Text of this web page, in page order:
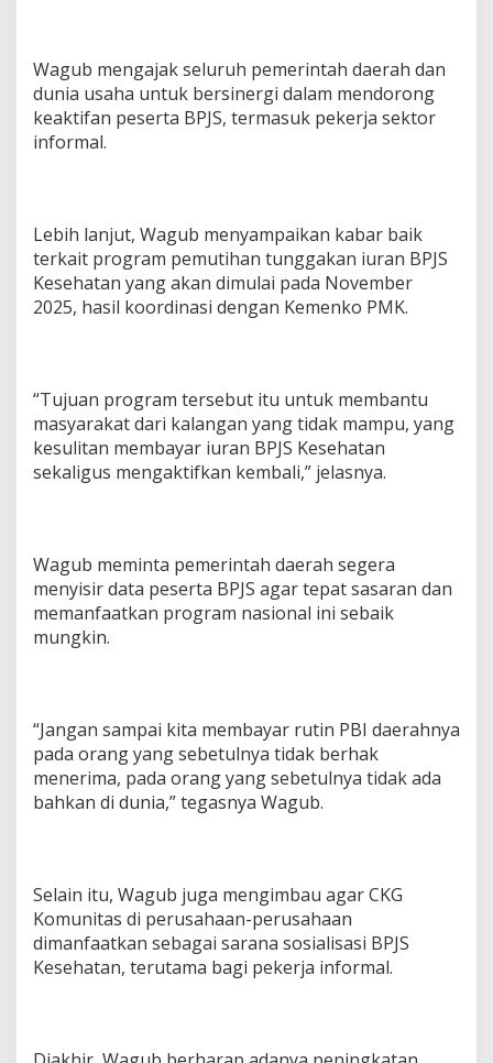
Wagub mengajak seluruh pemerintah daerah dan
dunia usaha untuk bersinergi dalam mendorong
keaktifan peserta BPJS, termasuk pekerja sektor
informal.
Lebih lanjut, Wagub menyampaikan kabar baik
terkait program pemutihan tunggakan iuran BPJS
Kesehatan yang akan dimulai pada November
2025, hasil koordinasi dengan Kemenko PMK.
“Tujuan program tersebut itu untuk membantu
masyarakat dari kalangan yang tidak mampu, yang
kesulitan membayar iuran BPJS Kesehatan
sekaligus mengaktifkan kembali,” jelasnya.
Wagub meminta pemerintah daerah segera
menyisir data peserta BPJS agar tepat sasaran dan
memanfaatkan program nasional ini sebaik
mungkin.
“Jangan sampai kita membayar rutin PBI daerahnya
pada orang yang sebetulnya tidak berhak
menerima, pada orang yang sebetulnya tidak ada
bahkan di dunia,” tegasnya Wagub.
Selain itu, Wagub juga mengimbau agar CKG
Komunitas di perusahaan-perusahaan
dimanfaatkan sebagai sarana sosialisasi BPJS
Kesehatan, terutama bagi pekerja informal.